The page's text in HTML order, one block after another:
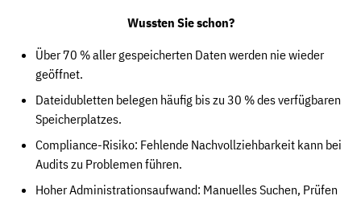
Wussten Sie schon?
Über 70 % aller gespeicherten Daten werden nie wieder
geöffnet.
Dateidubletten belegen häufig bis zu 30 % des verfügbaren
Speicherplatzes.
Compliance-Risiko: Fehlende Nachvollziehbarkeit kann bei
Audits zu Problemen führen.
Hoher Administrationsaufwand: Manuelles Suchen, Prüfen